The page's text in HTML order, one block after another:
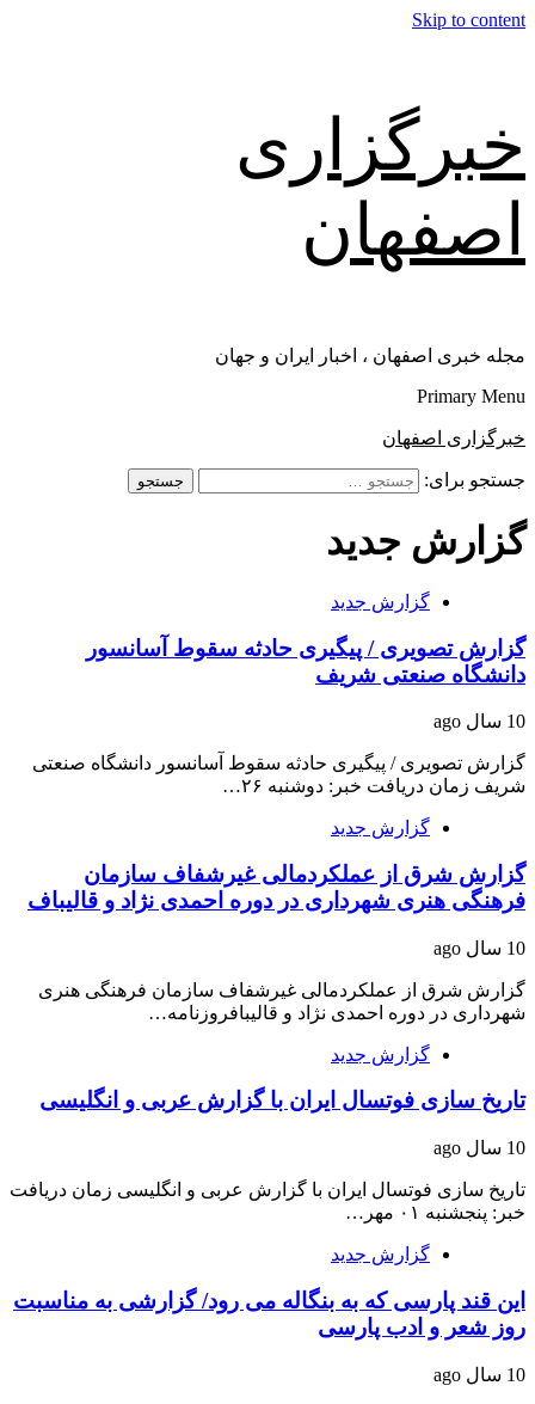
Skip to content
خبرگزاری
اصفهان
مجله خبری اصفهان ، اخبار ایران و جهان
Primary Menu
خبرگزاری اصفهان
جستجو برای:
گزارش جدید
گزارش جدید
گزارش تصویری / پیگیری حادثه سقوط آسانسور
دانشگاه صنعتی شریف
10 سال ago
گزارش تصویری / پیگیری حادثه سقوط آسانسور دانشگاه صنعتی
شریف زمان دریافت خبر: دوشنبه ۲۶…
گزارش جدید
گزارش شرق از عملکردمالی غیرشفاف سازمان
فرهنگی هنری شهرداری در دوره احمدی نژاد و قالیباف
10 سال ago
گزارش شرق از عملکردمالی غیرشفاف سازمان فرهنگی هنری
شهرداری در دوره احمدی نژاد و قالیبافروزنامه…
گزارش جدید
تاریخ سازی فوتسال ایران با گزارش عربی و انگلیسی
10 سال ago
تاریخ سازی فوتسال ایران با گزارش عربی و انگلیسی زمان دریافت
خبر: پنجشنبه ۰۱ مهر…
گزارش جدید
این قند پارسی که به بنگاله می رود/ گزارشی به مناسبت
روز شعر و ادب پارسی
10 سال ago